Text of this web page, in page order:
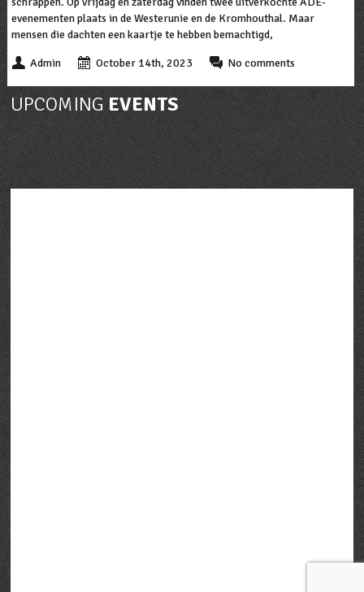
evenementen plaats in de Westerunie en de Kromhouthal. Maar
mensen die dachten een kaartje te hebben bemachtigd,
Admin October 14th, 2023 No comments
UPCOMINGEVENTS